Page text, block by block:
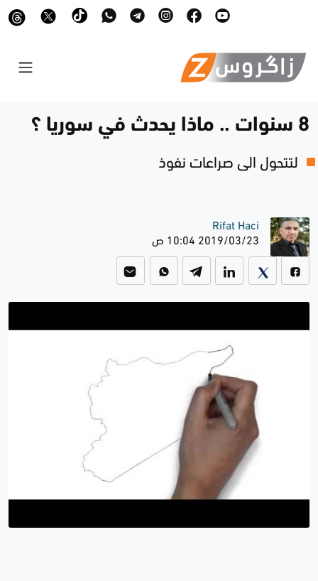
8 سنوات .. ماذا يحدث في سوريا ؟
لتتحول الى صراعات نفوذ
Rifat Haci
2019/03/23 10:04 ص